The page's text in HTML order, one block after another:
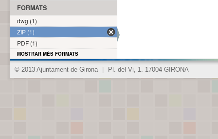
FORMATS
dwg (1)
ZIP (1)
PDF (1)
MOSTRAR MÉS FORMATS
© 2013 Ajuntament de Girona Pl. del Vi, 1. 17004 GIRONA